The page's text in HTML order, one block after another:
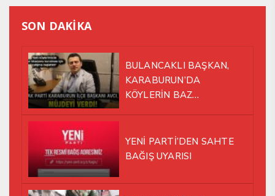
SON DAKİKA
BULANCAKLI BAŞKAN,
KARABURUN’DA
KÖYLERİN BAZ
YENİ PARTİ’DEN SAHTE
BAĞIŞ UYARISI